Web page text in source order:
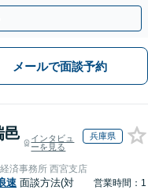
メールで面談予約
邑
インタビュ
ーを見る
兵庫県
済事務所 西宮支店
速 面談方法(対
営業時間：1